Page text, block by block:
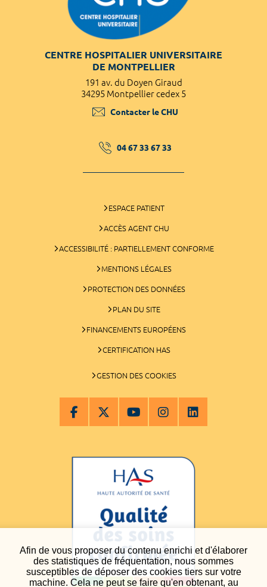
Afin de vous proposer du contenu enrichi et d'élaborer
des statistiques de fréquentation, nous sommes
susceptibles de déposer des cookies tiers sur votre
machine. Cela ne peut se faire qu'en obtenant, au
CENTRE HOSPITALIER UNIVERSITAIRE
DE MONTPELLIER
191 av. du Doyen Giraud
34295 Montpellier cedex 5
Contacter le CHU
04 67 33 67 33
ESPACE PATIENT
ACCÈS AGENT CHU
ACCESSIBILITÉ : PARTIELLEMENT CONFORME
MENTIONS LÉGALES
PROTECTION DES DONNÉES
PLAN DU SITE
FINANCEMENTS EUROPÉENS
CERTIFICATION HAS
GESTION DES COOKIES